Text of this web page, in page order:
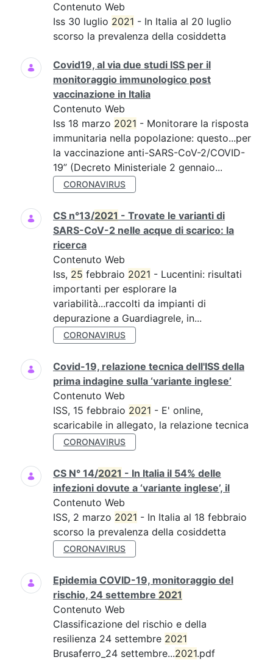
Contenuto Web
Iss 30 luglio 2021 - In Italia al 20 luglio
scorso la prevalenza della cosiddetta
Covid19, al via due studi ISS per il
monitoraggio immunologico post
vaccinazione in Italia
Contenuto Web
Iss 18 marzo 2021 - Monitorare la risposta
immunitaria nella popolazione: questo...per
la vaccinazione anti-SARS-CoV-2/COVID-
19” (Decreto Ministeriale 2 gennaio...
CORONAVIRUS
CS n°13/2021 - Trovate le varianti di
SARS-CoV-2 nelle acque di scarico: la
ricerca
Contenuto Web
Iss, 25 febbraio 2021 - Lucentini: risultati
importanti per esplorare la
variabilità...raccolti da impianti di
depurazione a Guardiagrele, in...
CORONAVIRUS
Covid-19, relazione tecnica dell'ISS della
prima indagine sulla ‘variante inglese’
Contenuto Web
ISS, 15 febbraio 2021 - E' online,
scaricabile in allegato, la relazione tecnica
CORONAVIRUS
CS N° 14/2021 - In Italia il 54% delle
infezioni dovute a ‘variante inglese’, il
Contenuto Web
ISS, 2 marzo 2021 - In Italia al 18 febbraio
scorso la prevalenza della cosiddetta
CORONAVIRUS
Epidemia COVID-19, monitoraggio del
rischio, 24 settembre 2021
Contenuto Web
Classificazione del rischio e della
resilienza 24 settembre 2021
Brusaferro_24 settembre...2021.pdf